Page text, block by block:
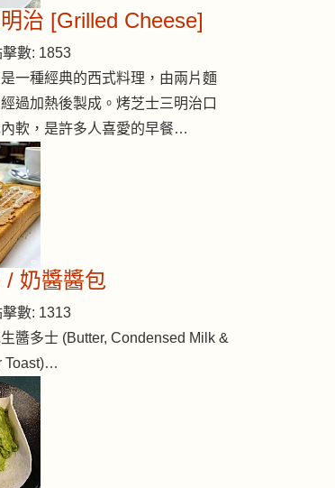
治 [Grilled Cheese]
擊數: 1853
一種經典的西式料理，由兩片麵
過加熱後製成。烤芝士三明治口
軟，是許多人喜愛的早餐…
/ 奶醬醬包
擊數: 1313
醬多士 (Butter, Condensed Milk &
Toast)…